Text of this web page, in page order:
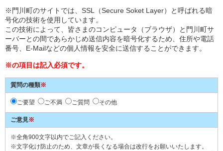
※門川町のサイトでは、SSL（Secure Soket Layer）と呼ばれる暗
号化の技術を使用しています。
この技術によって、皆さまのコンピュータ（ブラウザ）と門川町サ
ーバーとの間であらかじめ送信内容を暗号化するため、住所や電話
番号、E-Mailなどの個人情報を安全に送信することができます。
※の項目は記入必須です。
質問の種類※
ご要望 ご不満 ご質問 その他
ご意見※
※全角900文字以内でご記入ください。
※文字化け防止のため、文章が長くなる場合は改行をお願いいたします。